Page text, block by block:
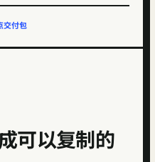
交付包
可以复制的